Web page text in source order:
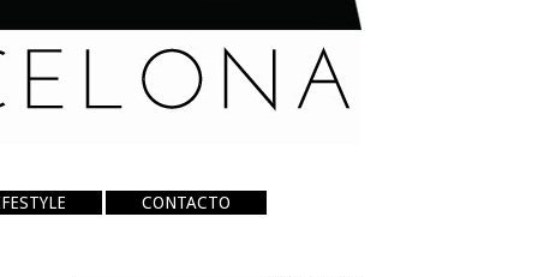
CONTACTO